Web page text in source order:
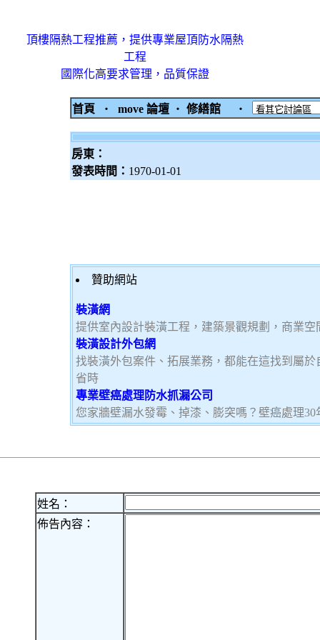
頂樓隔熱工程推薦，提供專業屋頂防水隔熱
工程
國際化高要求管理，品質保證
首頁 ‧ move 論壇 ‧ 修繕館 ‧
房東：
發表時間： 1970-01-01
贊助網站
裝潢網
提供室內設計裝潢工程，建築景觀規劃，商業
裝潢設計外包網
找裝潢外包案件、拓展業務，都能在這找到屬
省時
專業壁癌處理防水抓漏公司
您家牆壁漏水發霉、掉漆、膨突嗎？壁癌處理
姓名：
佈告內容：